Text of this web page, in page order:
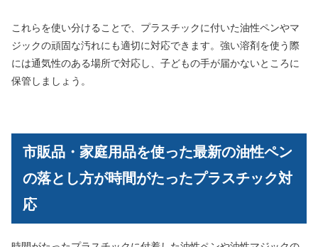
これらを使い分けることで、プラスチックに付いた油性ペンやマ
ジックの頑固な汚れにも適切に対応できます。強い溶剤を使う際
には通気性のある場所で対応し、子どもの手が届かないところに
保管しましょう。
市販品・家庭用品を使った最新の油性ペン
の落とし方が時間がたったプラスチック対
応